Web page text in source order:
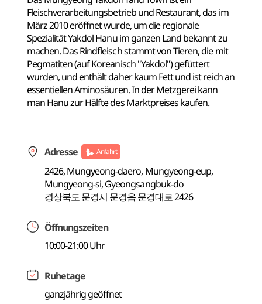
Fleischverarbeitungsbetrieb und Restaurant, das im
März 2010 eröffnet wurde, um die regionale
Spezialität Yakdol Hanu im ganzen Land bekannt zu
machen. Das Rindfleisch stammt von Tieren, die mit
Pegmatiten (auf Koreanisch "Yakdol") gefüttert
wurden, und enthält daher kaum Fett und ist reich an
essentiellen Aminosäuren. In der Metzgerei kann
man Hanu zur Hälfte des Marktpreises kaufen.
Adresse Anfahrt
2426, Mungyeong-daero, Mungyeong-eup,
Mungyeong-si, Gyeongsangbuk-do
경상북도 문경시 문경읍 문경대로 2426
Öffnungszeiten
10:00-21:00 Uhr
Ruhetage
ganzjährig geöffnet